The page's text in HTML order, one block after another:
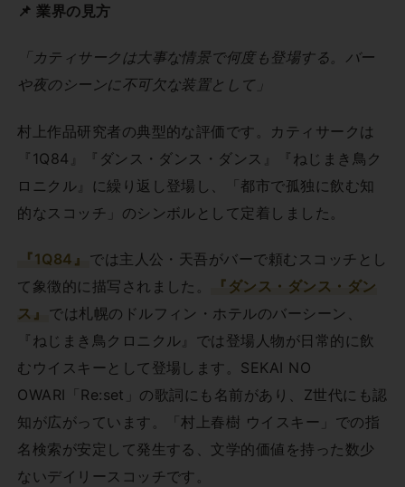
📌 業界の見方
「カティサークは大事な情景で何度も登場する。バー
や夜のシーンに不可欠な装置として」
村上作品研究者の典型的な評価です。カティサークは
『1Q84』『ダンス・ダンス・ダンス』『ねじまき鳥ク
ロニクル』に繰り返し登場し、「都市で孤独に飲む知
的なスコッチ」のシンボルとして定着しました。
『1Q84』 では主人公・天吾がバーで頼むスコッチとし
て象徴的に描写されました。
『ダンス・ダンス・ダン
ス』 では札幌のドルフィン・ホテルのバーシーン、
『ねじまき鳥クロニクル』では登場人物が日常的に飲
むウイスキーとして登場します。SEKAI NO
OWARI「Re:set」の歌詞にも名前があり、Z世代にも認
知が広がっています。「村上春樹 ウイスキー」での指
名検索が安定して発生する、文学的価値を持った数少
ないデイリースコッチです。